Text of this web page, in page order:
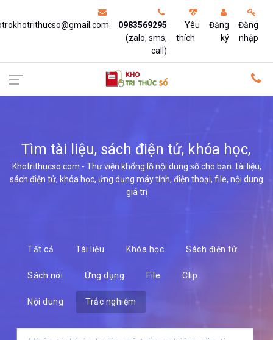
0983569295
(zalo, sms,
call)
Yêu
thích
Đăng
ký
Đăng
nhập
Tìm tài liệu, sách điện tử, khóa học,
ứng dụ
Khotrithucso.com - Thư viện khổng lồ nội dung số cho bạn: tài liệu,
Tất cả Tài liệu Khóa học Sách điện tử
Sách nói Ứng dụng File Clip
Nội dung Trắc nghiệm